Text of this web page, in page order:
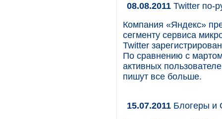
08.08.2011 Twitter по-
Компания «Яндекс»
сегменту сервиса
Twitter
По сравнению с
активных
пишут все больше.
15.07.2011 Блогеры и